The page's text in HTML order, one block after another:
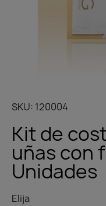
SKU 120004
Kit de
uñas con
Unidades
Elija